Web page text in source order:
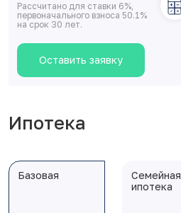
Рассчитано для ставки 6%,
первоначального взноса 50.1%
на срок 30 лет.
Оставить заявку
Ипотека
Базовая
Семейная
ипотека